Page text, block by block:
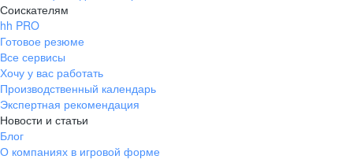
Соискателям
hh PRO
Готовое резюме
Все сервисы
Хочу у вас работать
Производственный календарь
Экспертная рекомендация
Новости и статьи
Блог
О компаниях в игровой форме